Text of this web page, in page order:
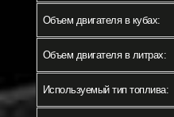
Объем двигателя в кубах:
Объем двигателя в литрах:
Используемый тип топлива: